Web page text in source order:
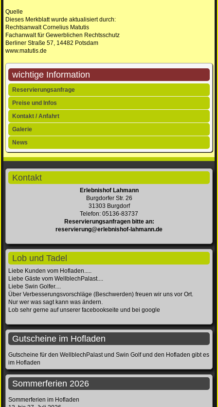
Quelle
Dieses Merkblatt wurde aktualisiert durch:
Rechtsanwalt Cornelius Matutis
Fachanwalt für Gewerblichen Rechtsschutz
Berliner Straße 57, 14482 Potsdam
www.matutis.de
wichtige Information
Navigation
überspringen
Reservierungsanfrage
Preise und Infos
Kontakt / Anfahrt
Galerie
News
Kontakt
Erlebnishof Lahmann
Burgdorfer Str. 26
31303 Burgdorf
Telefon: 05136-83737
Reservierungsanfragen bitte an:
reservierung@erlebnishof-lahmann.de
Lob und Tadel
Liebe Kunden vom Hofladen.....
Liebe Gäste vom WellblechPalast....
Liebe Swin Golfer....
Über Verbesserungsvorschläge (Beschwerden) freuen wir uns vor Ort.
Nur wer was sagt kann was ändern.
Lob sehr gerne auf unserer facebookseite und bei google
Gutscheine im Hofladen
Gutscheine für den WellblechPalast und Swin Golf und den Hofladen gibt es
im Hofladen
Sommerferien 2026
Sommerferien im Hofladen